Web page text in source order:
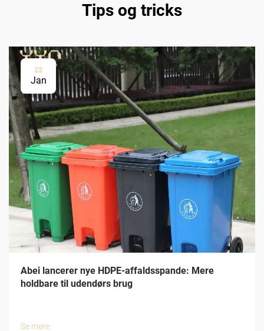
Tips og tricks
22
Jan
Abei lancerer nye HDPE-affaldsspande: Mere
holdbare til udendørs brug
Se mere